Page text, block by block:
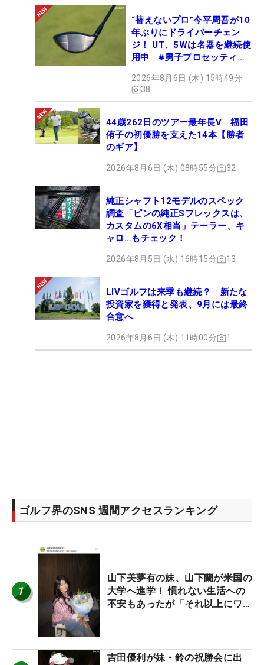
“替えないプロ”今平周吾が10
年ぶりにドライバーチェン
ジ！ UT、5Wは名器を継続使
用中 #男子プロセッティン
2026年8月6日 (木) 15時49分
38
44歳262日のツアー最年長V 福田
侑子の初優勝を支えた14本【勝者
のギア】
2026年8月6日 (木) 08時55分 32
純正シャフト12モデルのスペック
調査「ピンの純正Sフレックスは、
カスタムの6X相当」テーラー、キ
ャロ…もチェック！
2026年8月5日 (水) 16時15分 13
LIVゴルフは来季も継続？ 新たな
投資家を獲得と発表、9月には最終
合意へ
2026年8月6日 (木) 11時00分 1
ゴルフ界のSNS 週間アクセスランキング
1
山下美夢有の妹、山下蘭が米国の
大学へ進学！ 慣れない生活への
不安もあったが「それ以上にワク
吉田優利が妹・鈴の祝勝会に出